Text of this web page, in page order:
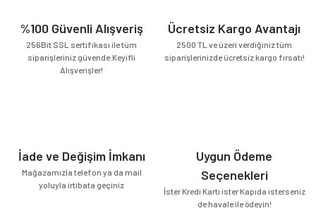
%100 Güvenli Alışveriş
256Bit SSL sertifikası ile tüm
siparişleriniz güvende.Keyifli
Alışverişler!
Ücretsiz Kargo Avantajı
2500 TL ve üzeri verdiğiniz tüm
siparişlerinizde ücretsiz kargo fırsatı!
İade ve Değişim İmkanı
Mağazamızla telefon ya da mail
yoluyla irtibata geçiniz
Uygun Ödeme
Seçenekleri
İster Kredi Kartı ister Kapıda isterseniz
de havale ile ödeyin!